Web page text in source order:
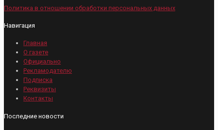
Политика в отношении обработки персональных данных
Навигация
Главная
О газете
Официально
Рекламодателю
Подписка
Реквизиты
Контакты
Последние новости